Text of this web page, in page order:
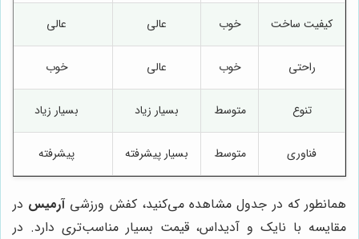
کیفیت ساخت خوب عالی عالی
راحتی خوب عالی خوب
تنوع متوسط بسیار زیاد بسیار زیاد
فناوری متوسط بسیار پیشرفته پیشرفته
همانطور که در جدول مشاهده می‌کنید، کفش ورزشیآرمیس در
مقایسه با نایک و آدیداس، قیمت بسیار مناسب‌تری دارد. در